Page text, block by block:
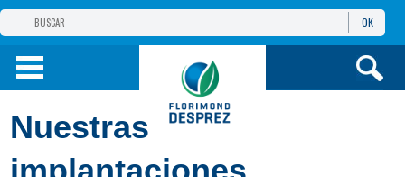
GRUPO
PRODUCTOS
INFORMACIÓNY SERVICIOS
OK
Nuestras